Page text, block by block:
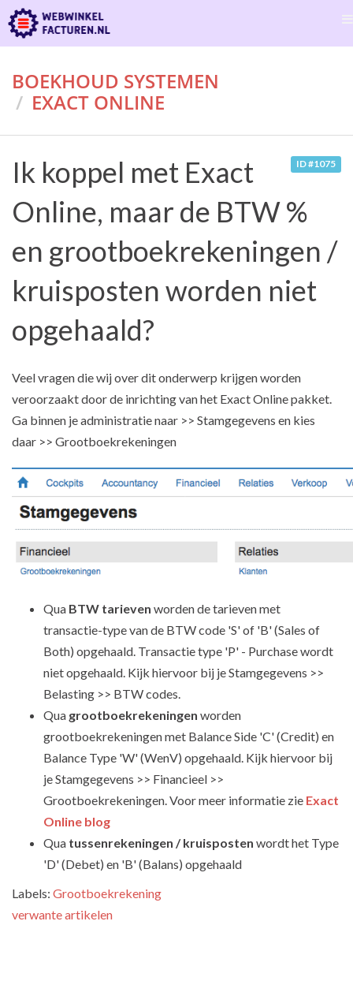
BOEKHOUD SYSTEMEN
EXACT ONLINE
ID #1075
Ik koppel met Exact
Online, maar de BTW %
en grootboekrekeningen /
kruisposten worden niet
opgehaald?
Veel vragen die wij over dit onderwerp krijgen worden
veroorzaakt door de inrichting van het Exact Online pakket.
Ga binnen je administratie naar >> Stamgegevens en kies
daar >> Grootboekrekeningen
Qua BTW tarieven worden de tarieven met
transactie-type van de BTW code 'S' of 'B' (Sales of
Both) opgehaald. Transactie type 'P' - Purchase wordt
niet opgehaald. Kijk hiervoor bij je Stamgegevens >>
Belasting >> BTW codes.
Qua grootboekrekeningen worden
grootboekrekeningen met Balance Side 'C' (Credit) en
Balance Type 'W' (WenV) opgehaald. Kijk hiervoor bij
je Stamgegevens >> Financieel >>
Grootboekrekeningen. Voor meer informatie zie Exact
Online blog
Qua tussenrekeningen / kruisposten wordt het Type
'D' (Debet) en 'B' (Balans) opgehaald
Labels: Grootboekrekening
verwante artikelen